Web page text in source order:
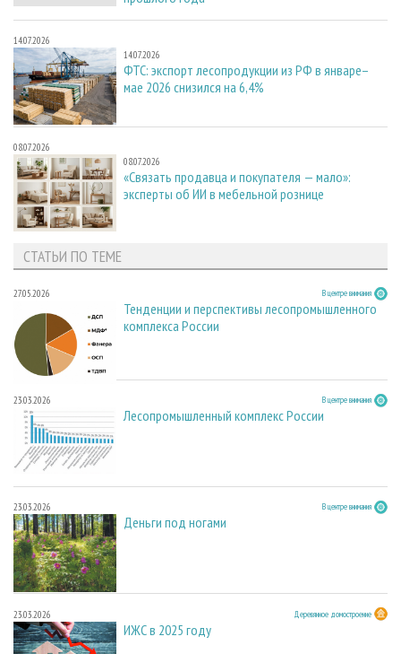
14.07.2026
14.07.2026
ФТС: экспорт лесопродукции из РФ в январе–
мае 2026 снизился на 6,4%
08.07.2026
08.07.2026
«Связать продавца и покупателя — мало»:
эксперты об ИИ в мебельной рознице
СТАТЬИ ПО ТЕМЕ
27.05.2026 В центре внимания
Тенденции и перспективы лесопромышленного
комплекса России
23.03.2026 В центре внимания
Лесопромышленный комплекс России
23.03.2026 В центре внимания
Деньги под ногами
23.03.2026 Деревянное домостроение
ИЖС в 2025 году